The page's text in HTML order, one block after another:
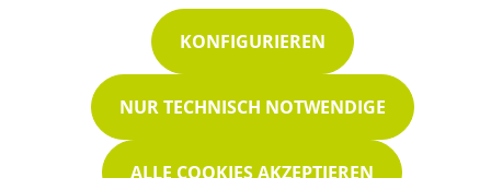
NUR TECHNISCH NOTWENDIGE
KONFIGURIEREN
ALLE COOKIES AKZEPTIEREN